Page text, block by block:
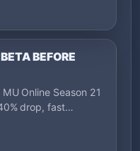
BEFORE
Online Season 21
drop, fast…